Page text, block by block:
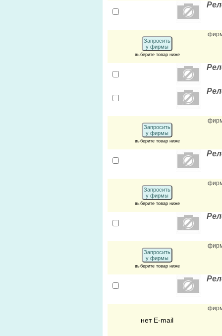
Запросить
у фирмы
выберите товар ниже
Запросить
у фирмы
выберите товар ниже
Запросить
у фирмы
выберите товар ниже
Запросить
у фирмы
выберите товар ниже
нет E-mail